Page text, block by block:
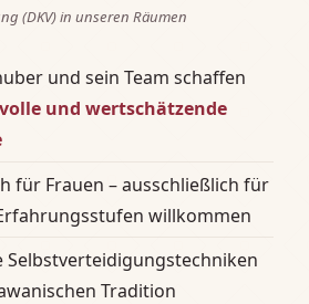
(DKV) in unseren Räumen
und sein Team schaffen
und wertschätzende
für Frauen – ausschließlich für
willkommen
Selbstverteidigungstechniken
Tradition